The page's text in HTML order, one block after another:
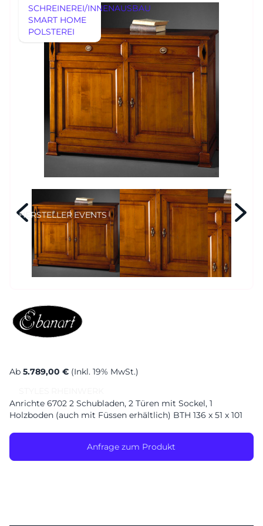
SCHREINEREI/INNENAUSBAU
SMART HOME
POLSTEREI
HERSTELLEREVENTS
HERSTELLER
EVENTS
STYLES
RHEINWERK
MÖBEL
MÖBEL
Ab 5.789,00 € (Inkl. 19% MwSt.)
Anrichte 6702 2 Schubladen, 2 Türen mit Sockel, 1
Holzboden (auch mit Füssen erhältlich) BTH 136 x 51 x 101
Anfrage zum Produkt
Senden
Königswinterer Str. 319
53639 Königswinter-Ittenbach
0 22 23 - 91 89 0